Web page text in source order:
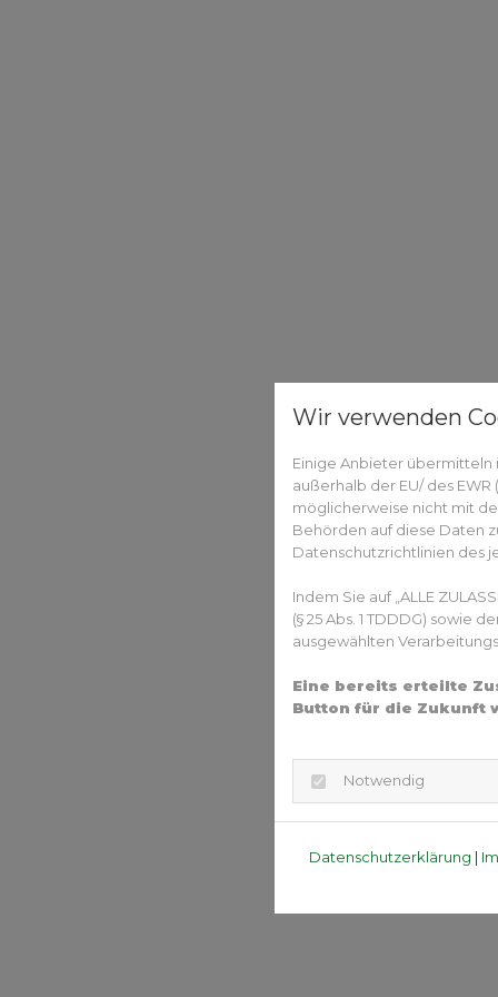
Wir verwenden
Einige Anbieter übermitteln
außerhalb der EU/ des
möglicherweise nicht mit
Behörden auf diese Daten
Datenschutzrichtlinien des
Indem Sie auf „ALLE
(§ 25 Abs. 1 TDDDG)
ausgewählten
Eine bereits erteilte
Button für die Zukunft
Notwendig
Datenschutzerklärung |